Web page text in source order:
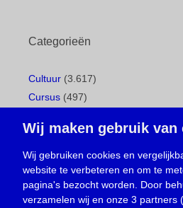
Categorieën
Cultuur (3.617)
Cursus (497)
Gemeentepagina(104)
Ingezonden brief(539)
Media(156)
Nieuws (23.330)
Wij maken gebruik van
Wij gebruiken cookies en
website te verbeteren en om te
pagina's bezocht worden. Door
verzamelen wij en onze 3 partners